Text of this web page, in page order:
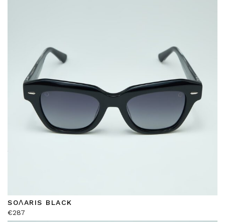
SOΛARIS BLACK
€287